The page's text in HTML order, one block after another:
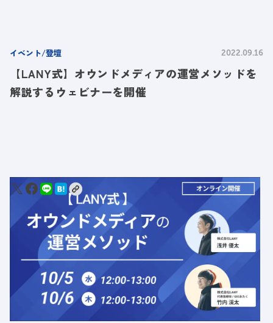
イベント/登壇 2022.09.16
【LANY式】オウンドメディアの運営メソッドを
解説するウェビナーを開催